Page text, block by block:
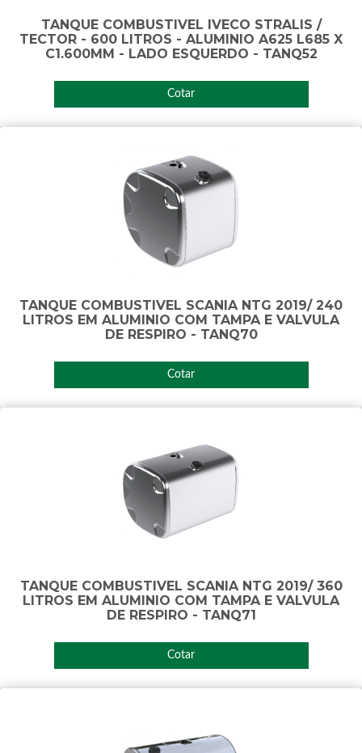
TANQUE COMBUSTIVEL IVECO STRALIS /
TECTOR - 600 LITROS - ALUMINIO A625 L685 X
C1.600MM - LADO ESQUERDO - TANQ52
Cotar
TANQUE COMBUSTIVEL SCANIA NTG 2019/ 240
LITROS EM ALUMINIO COM TAMPA E VALVULA
DE RESPIRO - TANQ70
Cotar
TANQUE COMBUSTIVEL SCANIA NTG 2019/ 360
LITROS EM ALUMINIO COM TAMPA E VALVULA
DE RESPIRO - TANQ71
Cotar